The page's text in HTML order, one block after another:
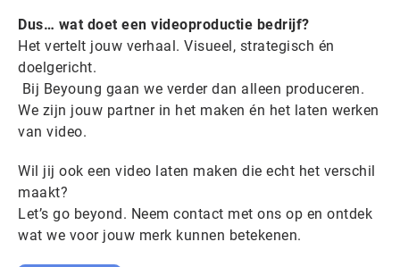
Dus… wat doet een videoproductie bedrijf?
Het vertelt jouw verhaal. Visueel, strategisch én
doelgericht.
Bij Beyoung gaan we verder dan alleen produceren.
We zijn jouw partner in het maken én het laten werken
van video.
Wil jij ook een video laten maken die echt het verschil
maakt?
Let’s go beyond. Neem contact met ons op en ontdek
wat we voor jouw merk kunnen betekenen.